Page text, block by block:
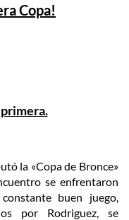
Copa!
primera.
la «Copa de Bronce»
se enfrentaron
buen juego,
por Rodriguez, se